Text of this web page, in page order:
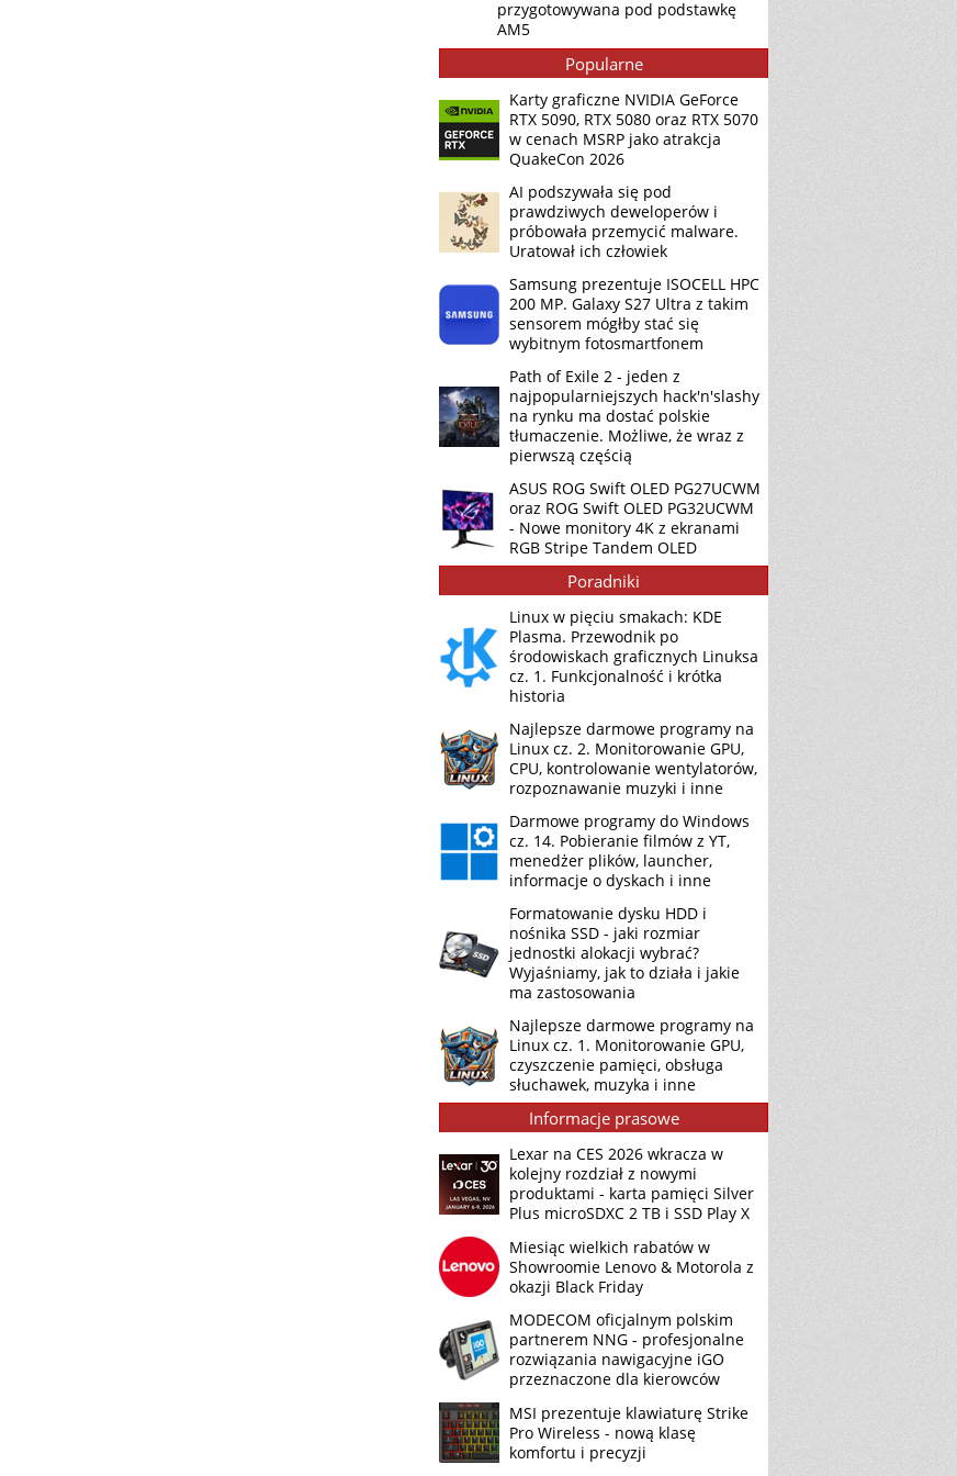
przygotowywana pod podstawkę
AM5
Popularne
Karty graficzne NVIDIA GeForce
RTX 5090, RTX 5080 oraz RTX 5070
w cenach MSRP jako atrakcja
QuakeCon 2026
AI podszywała się pod
prawdziwych deweloperów i
próbowała przemycić malware.
Uratował ich człowiek
Samsung prezentuje ISOCELL HPC
200 MP. Galaxy S27 Ultra z takim
sensorem mógłby stać się
wybitnym fotosmartfonem
Path of Exile 2 - jeden z
najpopularniejszych hack'n'slashy
na rynku ma dostać polskie
tłumaczenie. Możliwe, że wraz z
pierwszą częścią
ASUS ROG Swift OLED PG27UCWM
oraz ROG Swift OLED PG32UCWM
- Nowe monitory 4K z ekranami
RGB Stripe Tandem OLED
Poradniki
Linux w pięciu smakach: KDE
Plasma. Przewodnik po
środowiskach graficznych Linuksa
cz. 1. Funkcjonalność i krótka
historia
Najlepsze darmowe programy na
Linux cz. 2. Monitorowanie GPU,
CPU, kontrolowanie wentylatorów,
rozpoznawanie muzyki i inne
Darmowe programy do Windows
cz. 14. Pobieranie filmów z YT,
menedżer plików, launcher,
informacje o dyskach i inne
Formatowanie dysku HDD i
nośnika SSD - jaki rozmiar
jednostki alokacji wybrać?
Wyjaśniamy, jak to działa i jakie
ma zastosowania
Najlepsze darmowe programy na
Linux cz. 1. Monitorowanie GPU,
czyszczenie pamięci, obsługa
słuchawek, muzyka i inne
Informacje prasowe
Lexar na CES 2026 wkracza w
kolejny rozdział z nowymi
produktami - karta pamięci Silver
Plus microSDXC 2 TB i SSD Play X
Miesiąc wielkich rabatów w
Showroomie Lenovo & Motorola z
okazji Black Friday
MODECOM oficjalnym polskim
partnerem NNG - profesjonalne
rozwiązania nawigacyjne iGO
przeznaczone dla kierowców
MSI prezentuje klawiaturę Strike
Pro Wireless - nową klasę
komfortu i precyzji